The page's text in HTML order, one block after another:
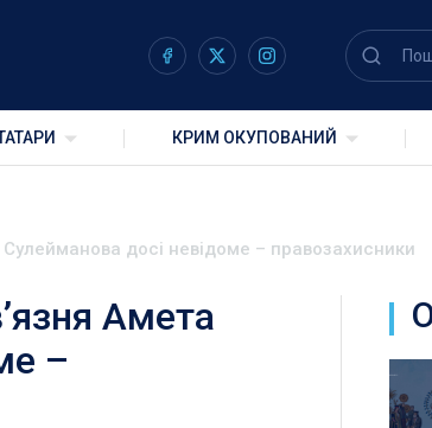
КРИМ ОКУПОВАНИЙ
досі невідоме – правозахисники
Амета
–